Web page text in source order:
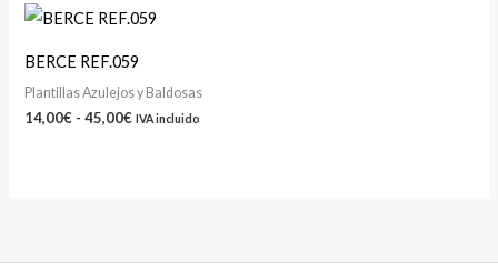
BERCE REF.059
Plantillas Azulejos y Baldosas
14,00€ - 45,00€
Rango
de
desde
14,00€
hasta
45,00€
IVA incluido